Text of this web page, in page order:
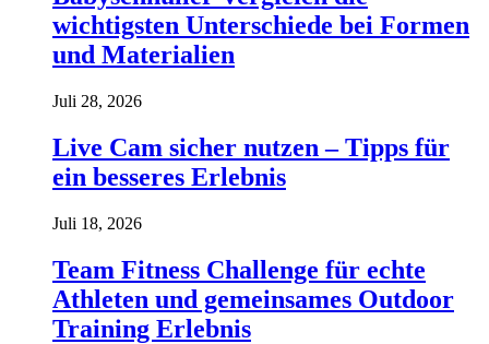
wichtigsten Unterschiede bei Formen
und Materialien
Juli 28, 2026
Live Cam sicher nutzen – Tipps für
ein besseres Erlebnis
Juli 18, 2026
Team Fitness Challenge für echte
Athleten und gemeinsames Outdoor
Training Erlebnis